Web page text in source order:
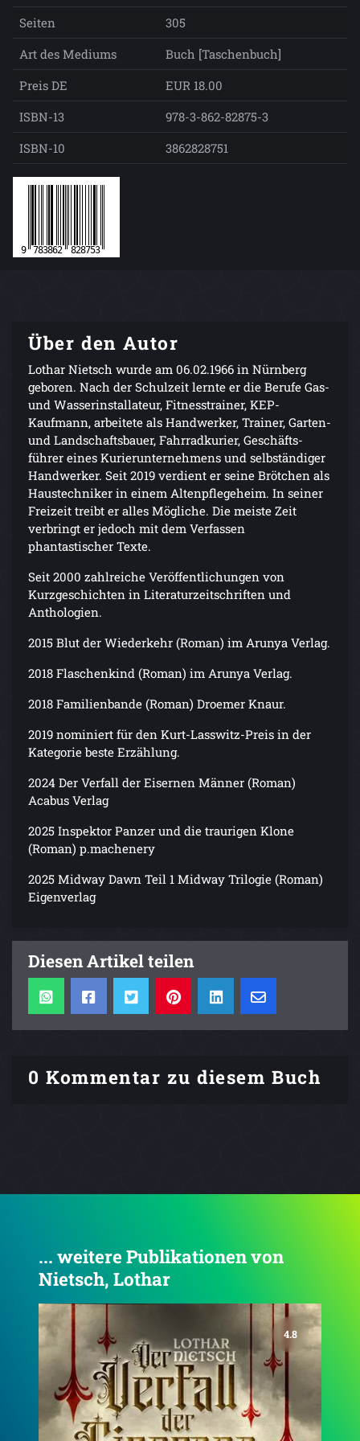
Seiten
305
Art des Mediums
Buch [Taschenbuch]
Preis DE
EUR 18.00
ISBN-13
978-3-862-82875-3
ISBN-10
3862828751
Über den Autor
Lothar Nietsch wurde am 06.02.1966 in Nürnberg
geboren. Nach der Schulzeit lernte er die Berufe Gas-
und Wasserinstallateur, Fitnesstrainer, KEP-
Kaufmann, arbeitete als Handwerker, Trainer, Garten-
und Landschaftsbauer, Fahrradkurier, Geschäfts-
führer eines Kurierunternehmens und selbständiger
Handwerker. Seit 2019 verdient er seine Brötchen als
Haustechniker in einem Altenpflegeheim. In seiner
Freizeit treibt er alles Mögliche. Die meiste Zeit
verbringt er jedoch mit dem Verfassen
phantastischer Texte.
Seit 2000 zahlreiche Veröffentlichungen von
Kurzgeschichten in Literaturzeitschriften und
Anthologien.
2015 Blut der Wiederkehr (Roman) im Arunya Verlag.
2018 Flaschenkind (Roman) im Arunya Verlag.
2018 Familienbande (Roman) Droemer Knaur.
2019 nominiert für den Kurt-Lasswitz-Preis in der
Kategorie beste Erzählung.
2024 Der Verfall der Eisernen Männer (Roman)
Acabus Verlag
2025 Inspektor Panzer und die traurigen Klone
(Roman) p.machenery
2025 Midway Dawn Teil 1 Midway Trilogie (Roman)
Eigenverlag
Diesen Artikel teilen
0 Kommentar zu diesem Buch
... weitere Publikationen von
Nietsch, Lothar
4.5